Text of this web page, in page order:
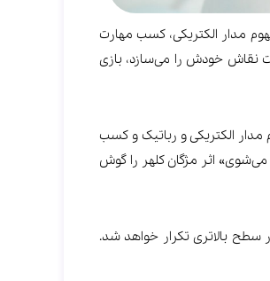
مدار الکتریکی، کسب مهارت
نقاش خودش را می‌سازد، بازی
الکتریکی و رباتیک و کسب
اثر مژگان کلهر را گوش
سطح بالاتری تکرار خواهد شد.